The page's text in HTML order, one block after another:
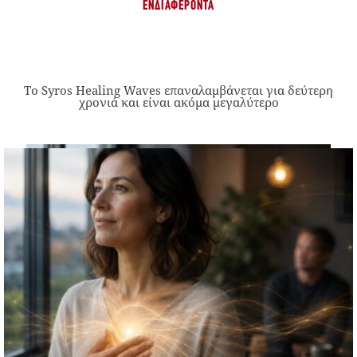
ΕΝΔΙΑΦΈΡΟΝΤΑ
Το Syros Healing Waves επαναλαμβάνεται για δεύτερη
χρονιά και είναι ακόμα μεγαλύτερο